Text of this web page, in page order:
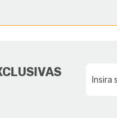
A LUCAS HOME
CONHEÇA UM